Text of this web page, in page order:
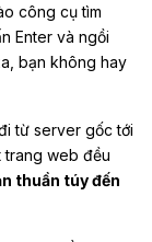
công cụ tìm
Enter và ngồi
bạn không hay
từ server gốc tới
trang web đều
thuần túy đến